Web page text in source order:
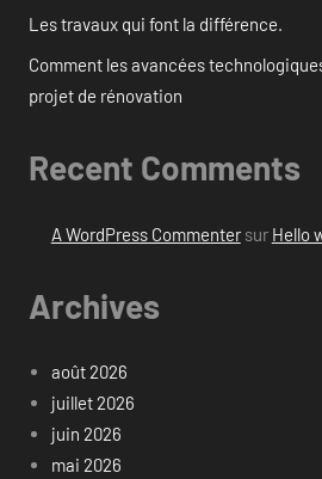
Les travaux qui font la différence.
Comment les avancées
projet de rénovation
Recent Comments
A WordPress Commentersur Hello
Archives
août 2026
juillet 2026
juin 2026
mai 2026